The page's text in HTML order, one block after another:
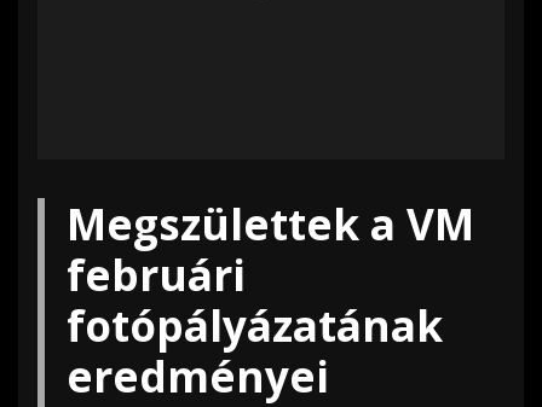
Megszülettek a VM
februári
fotópályázatának
eredményei